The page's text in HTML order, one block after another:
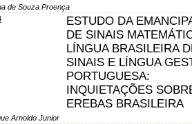
de Souza Proença
ESTUDO DA
DE SINAIS
LÍNGUA BRASILEIRA
SINAIS E LÍNGUA
PORTUGUESA:
INQUIETAÇÕES
EREBAS BRASILEIRA
Arnoldo Junior